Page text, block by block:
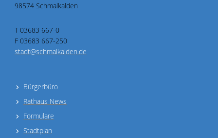
98574 Schmalkalden
T 03683 667-0
F 03683 667-250
stadt@schmalkalden.de
Bürgerbüro
Rathaus News
Formulare
Stadtplan